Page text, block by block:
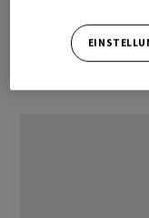
der britischen
Flughafen mit nur